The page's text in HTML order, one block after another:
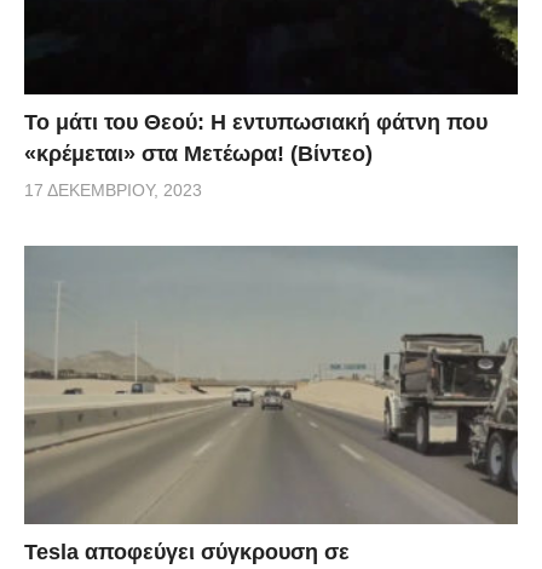
Το μάτι του Θεού: Η εντυπωσιακή φάτνη που
«κρέμεται» στα Μετέωρα! (Βίντεο)
17 ΔΕΚΕΜΒΡΊΟΥ, 2023
Tesla αποφεύγει σύγκρουση σε